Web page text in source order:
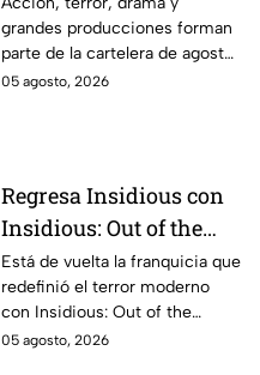
con Anne Hathaway.
Esta es la lista
completa de los
México
grandes producciones forman
parte de la cartelera de agosto
en México.
05 agosto, 2026
Regresa Insidious con
Insidious: Out of the
Further; esto revela el
aterrador primer tráiler
Está de vuelta la franquicia que
redefinió el terror moderno
con Insidious: Out of the
Further. Te contamos todo lo
05 agosto, 2026